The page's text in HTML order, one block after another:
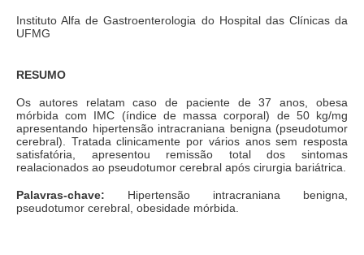
Instituto Alfa de Gastroenterologia do Hospital das Clínicas da
UFMG
RESUMO
Os autores relatam caso de paciente de 37 anos, obesa
mórbida com IMC (índice de massa corporal) de 50 kg/mg
apresentando hipertensão intracraniana benigna (pseudotumor
cerebral). Tratada clinicamente por vários anos sem resposta
satisfatória, apresentou remissão total dos sintomas
realacionados ao pseudotumor cerebral após cirurgia bariátrica.
Palavras-chave: Hipertensão intracraniana benigna,
pseudotumor cerebral, obesidade mórbida.